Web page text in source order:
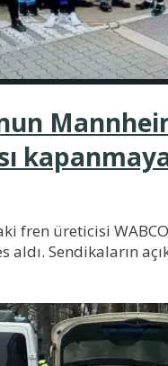
fren üreticisi
aldı. Sendikaların